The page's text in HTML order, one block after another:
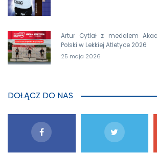
Artur Cytlał z medalem
Polski w Lekkiej Atletyce 2026
25 maja 2026
DOŁĄCZ DO NAS